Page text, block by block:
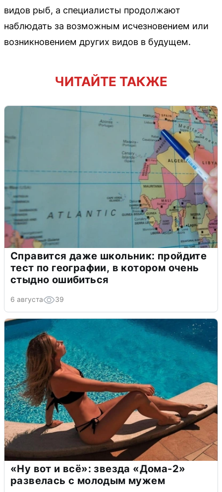
видов рыб, а специалисты продолжают
наблюдать за возможным исчезновением или
возникновением других видов в будущем.
ЧИТАЙТЕ ТАКЖЕ
Справится даже школьник: пройдите
тест по географии, в котором очень
стыдно ошибиться
6 августа 39
«Ну вот и всё»: звезда «Дома-2»
развелась с молодым мужем